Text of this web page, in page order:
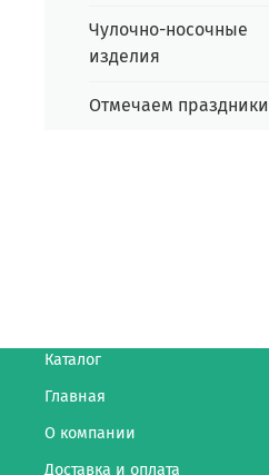
Чулочно-носочные
изделия
Отмечаем праздники
Каталог
Главная
О компании
Доставка и оплата